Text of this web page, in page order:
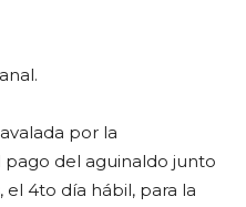
por la
del aguinaldo junto
4to día hábil, para la